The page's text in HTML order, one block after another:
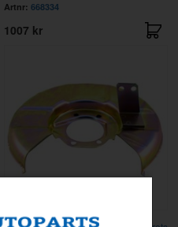
Artnr: 668334
1007 kr